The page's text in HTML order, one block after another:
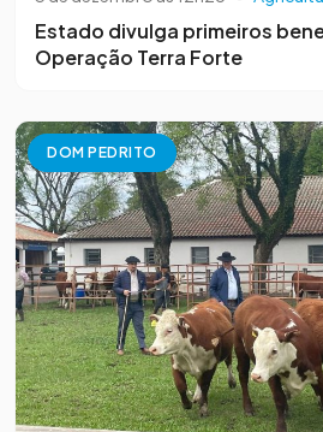
Estado divulga primeiros
Operação Terra Forte
DOM PEDRITO